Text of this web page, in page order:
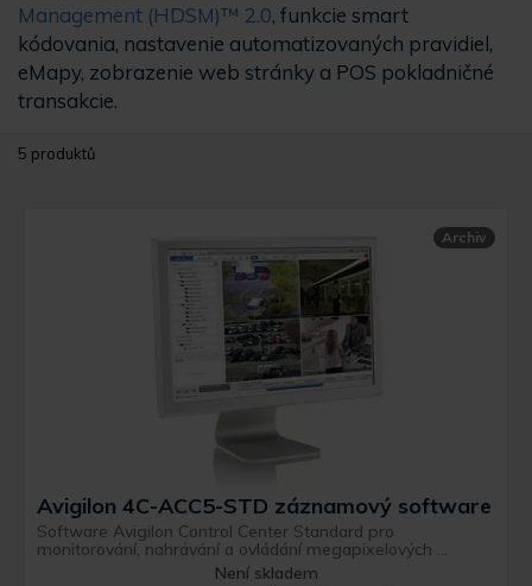
Management (HDSM)™ 2.0, funkcie smart
kódovania, nastavenie automatizovaných pravidiel,
eMapy, zobrazenie web stránky a POS pokladničné
transakcie.
5 produktů
Archiv
Avigilon 4C-ACC5-STD záznamový software
Software Avigilon Control Center Standard pro
monitorování, nahrávání a ovládání megapixelových ...
Není skladem